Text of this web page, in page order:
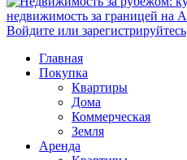
Войдите или зарегистрируйтесь
Главная
Покупка
Квартиры
Дома
Коммерческая
Земля
Аренда